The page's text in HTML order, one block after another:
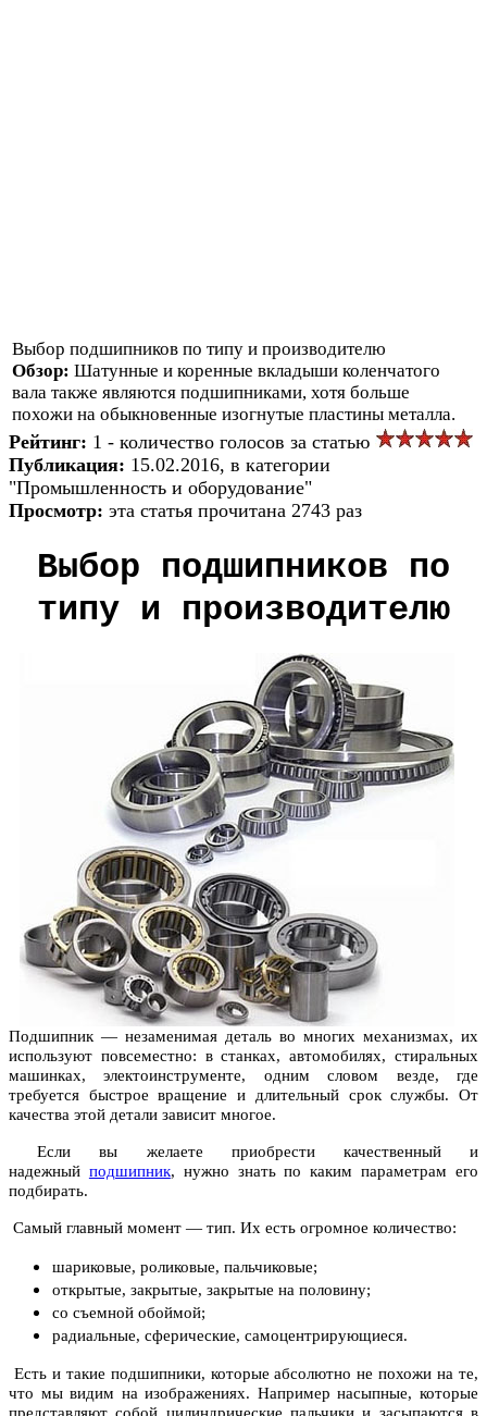
Выбор подшипников по типу и производителю
Обзор: Шатунные и коренные вкладыши коленчатого
вала также являются подшипниками, хотя больше
похожи на обыкновенные изогнутые пластины металла.
Рейтинг: 1 - количество голосов за статью
Публикация: 15.02.2016, в категории
"Промышленность и оборудование"
Просмотр: эта статья прочитана 2743 раз
Выбор подшипников по
типу и производителю
Подшипник — незаменимая деталь во многих механизмах, их
используют повсеместно: в станках, автомобилях, стиральных
машинках, электоинструменте, одним словом везде, где
требуется быстрое вращение и длительный срок службы. От
качества этой детали зависит многое.
Если вы желаете приобрести качественный и
надежный подшипник, нужно знать по каким параметрам его
подбирать.
Самый главный момент — тип. Их есть огромное количество:
шариковые, роликовые, пальчиковые;
открытые, закрытые, закрытые на половину;
со съемной обоймой;
радиальные, сферические, самоцентрирующиеся.
Есть и такие подшипники, которые абсолютно не похожи на те,
что мы видим на изображениях. Например насыпные, которые